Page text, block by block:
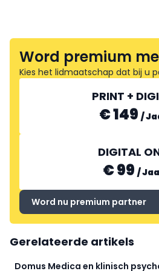
Word premium
Kies het lidmaatschap dat bij u
PRINT +
€ 149 /
DIGITAL
€ 99 /
Word nu premium partner
Gerelateerde artikels
Domus Medica en klinisch